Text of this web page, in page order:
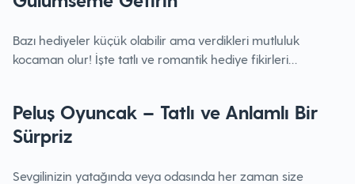
Bazı hediyeler küçük olabilir ama verdikleri mutluluk
kocaman olur! İşte tatlı ve romantik hediye fikirleri…
Peluş Oyuncak – Tatlı ve Anlamlı Bir
Sürpriz
Sevgilinizin yatağında veya odasında her zaman size